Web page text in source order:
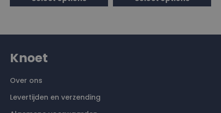
Knoet
Over ons
Levertijden en verzending